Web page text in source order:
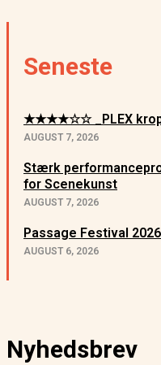
Seneste
★★★★☆☆ _PLEX
AUGUST 7, 2026
Stærk
for Scenekunst
AUGUST 7, 2026
Passage Festival
AUGUST 6, 2026
Nyhedsbrev